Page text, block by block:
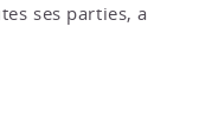
ses parties, a